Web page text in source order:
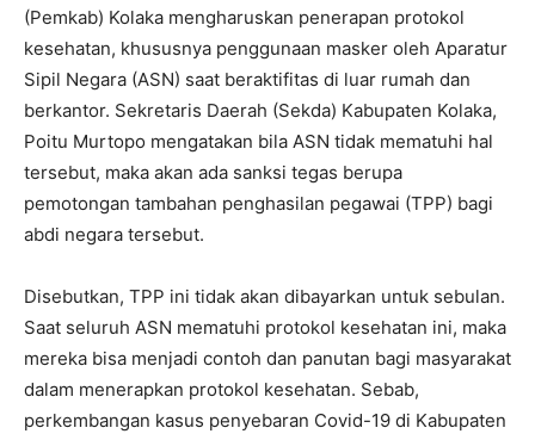
(Pemkab) Kolaka mengharuskan penerapan protokol
kesehatan, khususnya penggunaan masker oleh Aparatur
Sipil Negara (ASN) saat beraktifitas di luar rumah dan
berkantor. Sekretaris Daerah (Sekda) Kabupaten Kolaka,
Poitu Murtopo mengatakan bila ASN tidak mematuhi hal
tersebut, maka akan ada sanksi tegas berupa
pemotongan tambahan penghasilan pegawai (TPP) bagi
abdi negara tersebut.
Disebutkan, TPP ini tidak akan dibayarkan untuk sebulan.
Saat seluruh ASN mematuhi protokol kesehatan ini, maka
mereka bisa menjadi contoh dan panutan bagi masyarakat
dalam menerapkan protokol kesehatan. Sebab,
perkembangan kasus penyebaran Covid-19 di Kabupaten